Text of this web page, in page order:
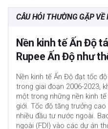
CÂU HỎI THƯỜNG GẶP
Nền kinh tế Ấn Độ
Rupee Ấn Độ như
Nền kinh tế Ấn Độ đạt tốc
trong giai đoạn 2006-2023,
một trong những nền kinh
giới. Tốc độ tăng trưởng
nhiều đầu tư nước ngoài.
ngoài (FDI) vào các dự án